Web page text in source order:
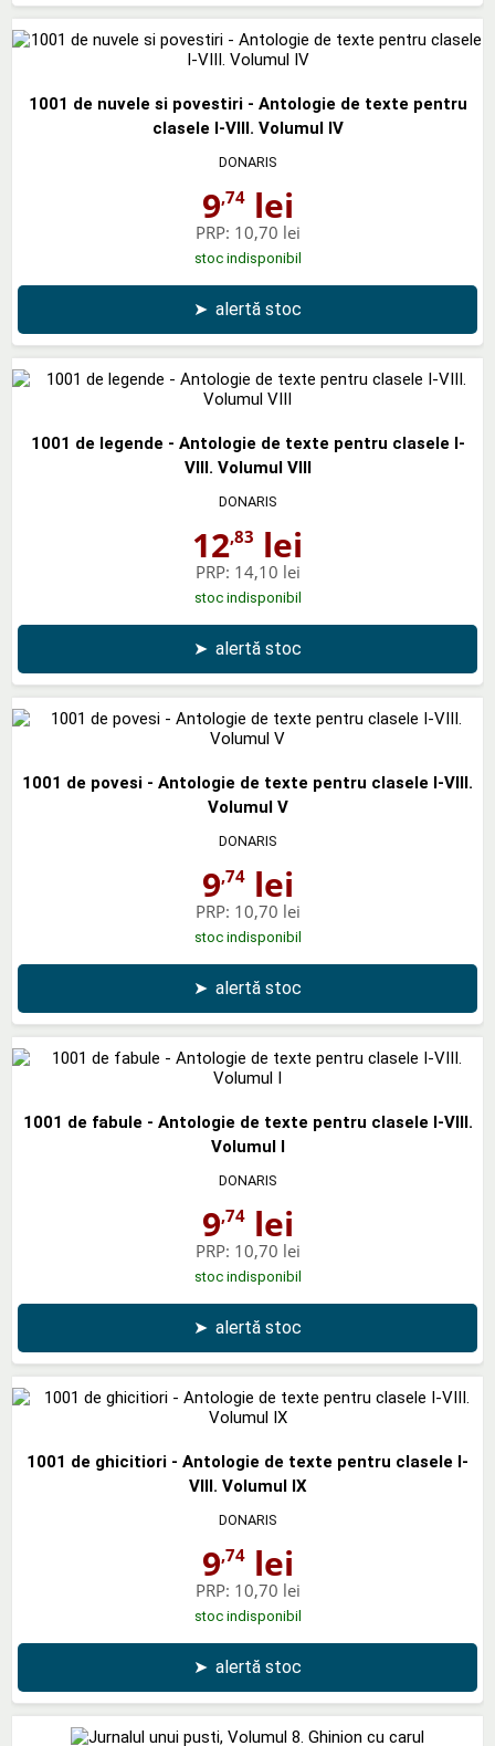
1001 de nuvele si povestiri - Antologie de texte pentru
clasele I-VIII. Volumul IV
DONARIS
9,74lei
PRP: 10,70 lei
stoc indisponibil
➤ alertă stoc
1001 de legende - Antologie de texte pentru clasele I-
VIII. Volumul VIII
DONARIS
12,83 lei
PRP: 14,10 lei
stoc indisponibil
➤ alertă stoc
1001 de povesi - Antologie de texte pentru clasele I-VIII.
Volumul V
DONARIS
9,74lei
PRP: 10,70 lei
stoc indisponibil
➤ alertă stoc
1001 de fabule - Antologie de texte pentru clasele I-VIII.
Volumul I
DONARIS
9,74lei
PRP: 10,70 lei
stoc indisponibil
➤ alertă stoc
1001 de ghicitiori - Antologie de texte pentru clasele I-
VIII. Volumul IX
DONARIS
9,74lei
PRP: 10,70 lei
stoc indisponibil
➤ alertă stoc